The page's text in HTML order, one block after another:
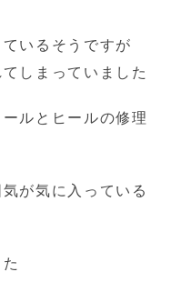
ているそうですが
しまっていました
ルとヒールの修理
が気に入っている